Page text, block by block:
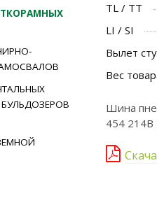
TL / TT
LI / SI
Вылет
Вес
Шина
454